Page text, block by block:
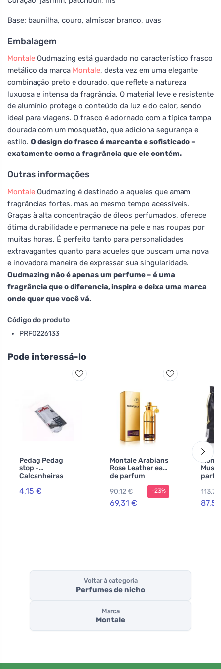
Base: baunilha, couro, almíscar branco, uvas
Embalagem
Montale Oudmazing está guardado no característico frasco
metálico da marca Montale, desta vez em uma elegante
combinação preto e dourado, que reflete a natureza
luxuosa e intensa da fragrância. O material leve e resistente
de alumínio protege o conteúdo da luz e do calor, sendo
ideal para viagens. O frasco é adornado com a típica tampa
dourada com um mosquetão, que adiciona segurança e
estilo. O design do frasco é marcante e sofisticado –
exatamente como a fragrância que ele contém.
Outras informações
Montale Oudmazing é destinado a aqueles que amam
fragrâncias fortes, mas ao mesmo tempo acessíveis.
Graças à alta concentração de óleos perfumados, oferece
ótima durabilidade e permanece na pele e nas roupas por
muitas horas. É perfeito tanto para personalidades
extravagantes quanto para aqueles que buscam uma nova
e inovadora maneira de expressar sua singularidade.
Oudmazing não é apenas um perfume – é uma
fragrância que o diferencia, inspira e deixa uma marca
onde quer que você vá.
Código do produto
PRF0226133
Pode interessá-lo
Pedag Pedag
stop -
Calcanheiras
antideslizantes
4,15 €
Montale Arabians
Rose Leather eau
de parfum
unissexo
90,12 €
69,31 €
-23%
Musk
Voltar à categoria
Perfumes de nicho
Marca
Montale